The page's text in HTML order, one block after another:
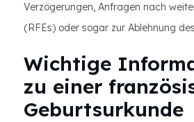
Verzögerungen, Anfragen nach
(RFEs) oder sogar zur Ablehnung
Wichtige
zu einer
Geburtsurkunde